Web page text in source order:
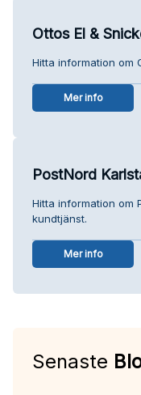
Ottos El &
Hitta information om
Mer info
PostNord
Hitta information om
kundtjänst.
Mer info
Senaste